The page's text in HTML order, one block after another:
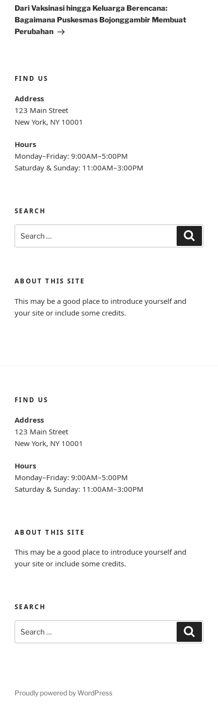
Post
Dari Vaksinasi hingga Keluarga Berencana:
Bagaimana Puskesmas Bojonggambir Membuat
Perubahan
FIND US
Address
123 Main Street
New York, NY 10001
Hours
Monday–Friday: 9:00AM–5:00PM
Saturday & Sunday: 11:00AM–3:00PM
SEARCH
for:
ABOUT THIS SITE
This may be a good place to introduce yourself and
your site or include some credits.
FIND US
Address
123 Main Street
New York, NY 10001
Hours
Monday–Friday: 9:00AM–5:00PM
Saturday & Sunday: 11:00AM–3:00PM
ABOUT THIS SITE
This may be a good place to introduce yourself and
your site or include some credits.
SEARCH
for:
Proudly powered by WordPress